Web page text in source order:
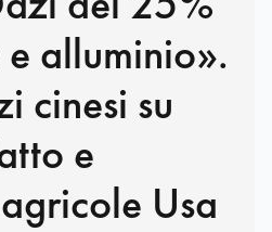
alluminio».
cinesi su
e
Usa